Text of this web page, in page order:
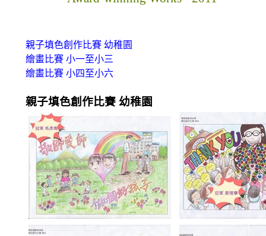
親子填色創作比賽 幼稚園
繪畫比賽 小一至小三
繪畫比賽 小四至小六
親子填色創作比賽 幼稚園